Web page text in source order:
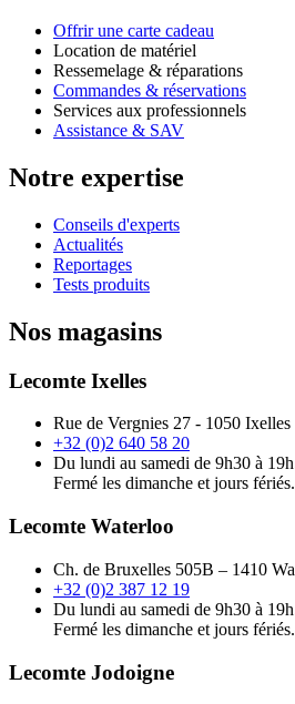
Offrir une carte cadeau
Location de matériel
Ressemelage & réparations
Commandes & réservations
Services aux professionnels
Assistance & SAV
Notre expertise
Conseils d'experts
Actualités
Reportages
Tests produits
Nos magasins
Lecomte Ixelles
Rue de Vergnies 27 - 1050 Ixelles
+32 (0)2 640 58 20
Du lundi au samedi de 9h30 à
Fermé les dimanche et jours fériés.
Lecomte Waterloo
Ch. de Bruxelles 505B – 1410
+32 (0)2 387 12 19
Du lundi au samedi de 9h30 à
Fermé les dimanche et jours fériés.
Lecomte Jodoigne